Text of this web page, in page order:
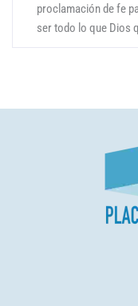
proclamación de fe
ser todo lo que Dios